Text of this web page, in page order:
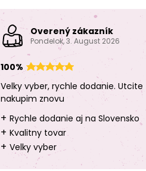
Overený zákazník
Pondelok, 3. August 2026
100%
Velky vyber, rychle dodanie. Utcite
nakupim znovu
+ Rychle dodanie aj na Slovensko
+ Kvalitny tovar
+ Velky vyber